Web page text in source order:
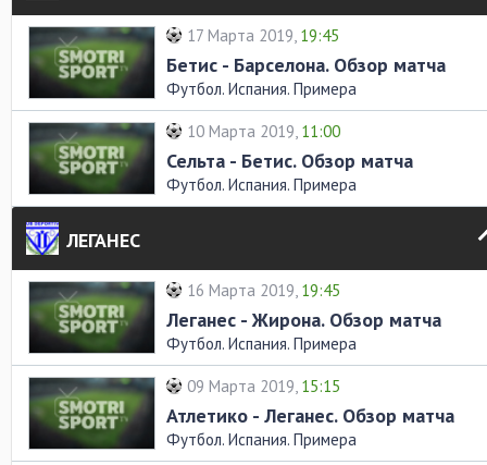
17 Марта 2019, 19:45
Бетис - Барселона. Обзор матча
Футбол. Испания. Примера
10 Марта 2019, 11:00
Сельта - Бетис. Обзор матча
Футбол. Испания. Примера
ЛЕГАНЕС
16 Марта 2019, 19:45
Леганес - Жирона. Обзор матча
Футбол. Испания. Примера
09 Марта 2019, 15:15
Атлетико - Леганес. Обзор матча
Футбол. Испания. Примера